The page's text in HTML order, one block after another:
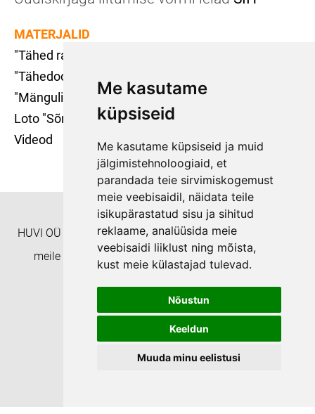
Me kasutame
küpsiseid
Me kasutame küpsiseid ja muid
jälgimistehnoloogiaid, et
parandada teie sirvimiskogemust
meie veebisaidil, näidata teile
isikupärastatud sisu ja sihitud
reklaame, analüüsida meie
veebisaidi liiklust ning mõista,
kust meie külastajad tulevad.
Nõustun
Keeldun
Muuda minu eelistusi
MATERJALID
"Tähed rajal"
"Tähedoomino"
"Mängulisi võtteid lugema õpetamisel"
Loto "Sõna ja pilt"
Videod
HUVI OÜ Täienduskoolitusasutus EHISe ID: 8332 Helista
meile numbril +372 55938233 või kirjuta aadressil
Privaatsuspoliitika